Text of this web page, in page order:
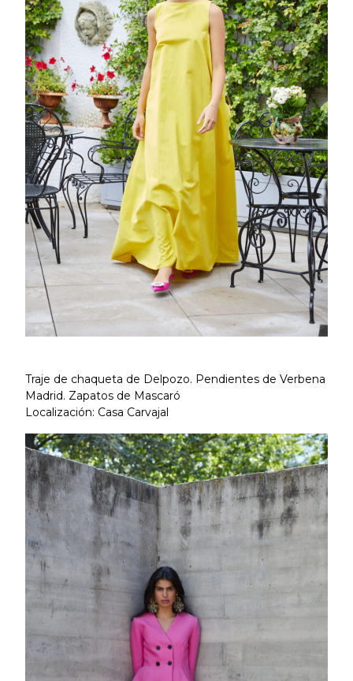
Traje de chaqueta de Delpozo. Pendientes de Verbena
Madrid. Zapatos de Mascaró
Localización: Casa Carvajal